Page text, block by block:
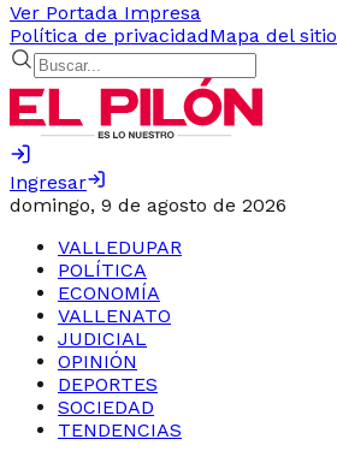
Ver Portada Impresa
Política de privacidadMapa del sitio
Ingresar
domingo, 9 de agosto de 2026
VALLEDUPAR
POLÍTICA
ECONOMÍA
VALLENATO
JUDICIAL
OPINIÓN
DEPORTES
SOCIEDAD
TENDENCIAS